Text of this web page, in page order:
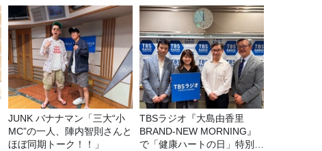
JUNK バナナマン「三大“小
MC”の一人、陣内智則さんと
ほぼ同期トーク！！」
TBSラジオ『大島由香里
BRAND-NEW MORNING』
で「健康ハートの日」特別企